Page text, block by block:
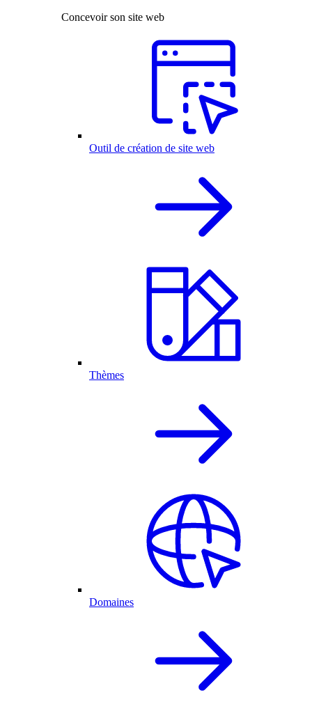
Concevoir son site web
Outil de création de site web
Thèmes
Domaines